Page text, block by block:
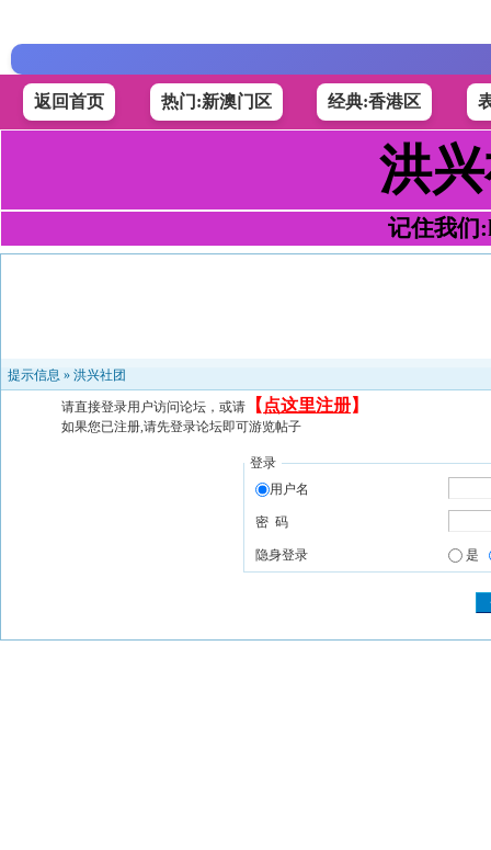
返回首页 热门:新澳门区 经典:香港区
洪
记住我们
提示信息 » 洪兴社团
请直接登录用户访问论坛，或请 【 点这里注册】
如果您已注册,请先登录论坛即可游览帖子
登录
用户名
密 码
隐身登录 是